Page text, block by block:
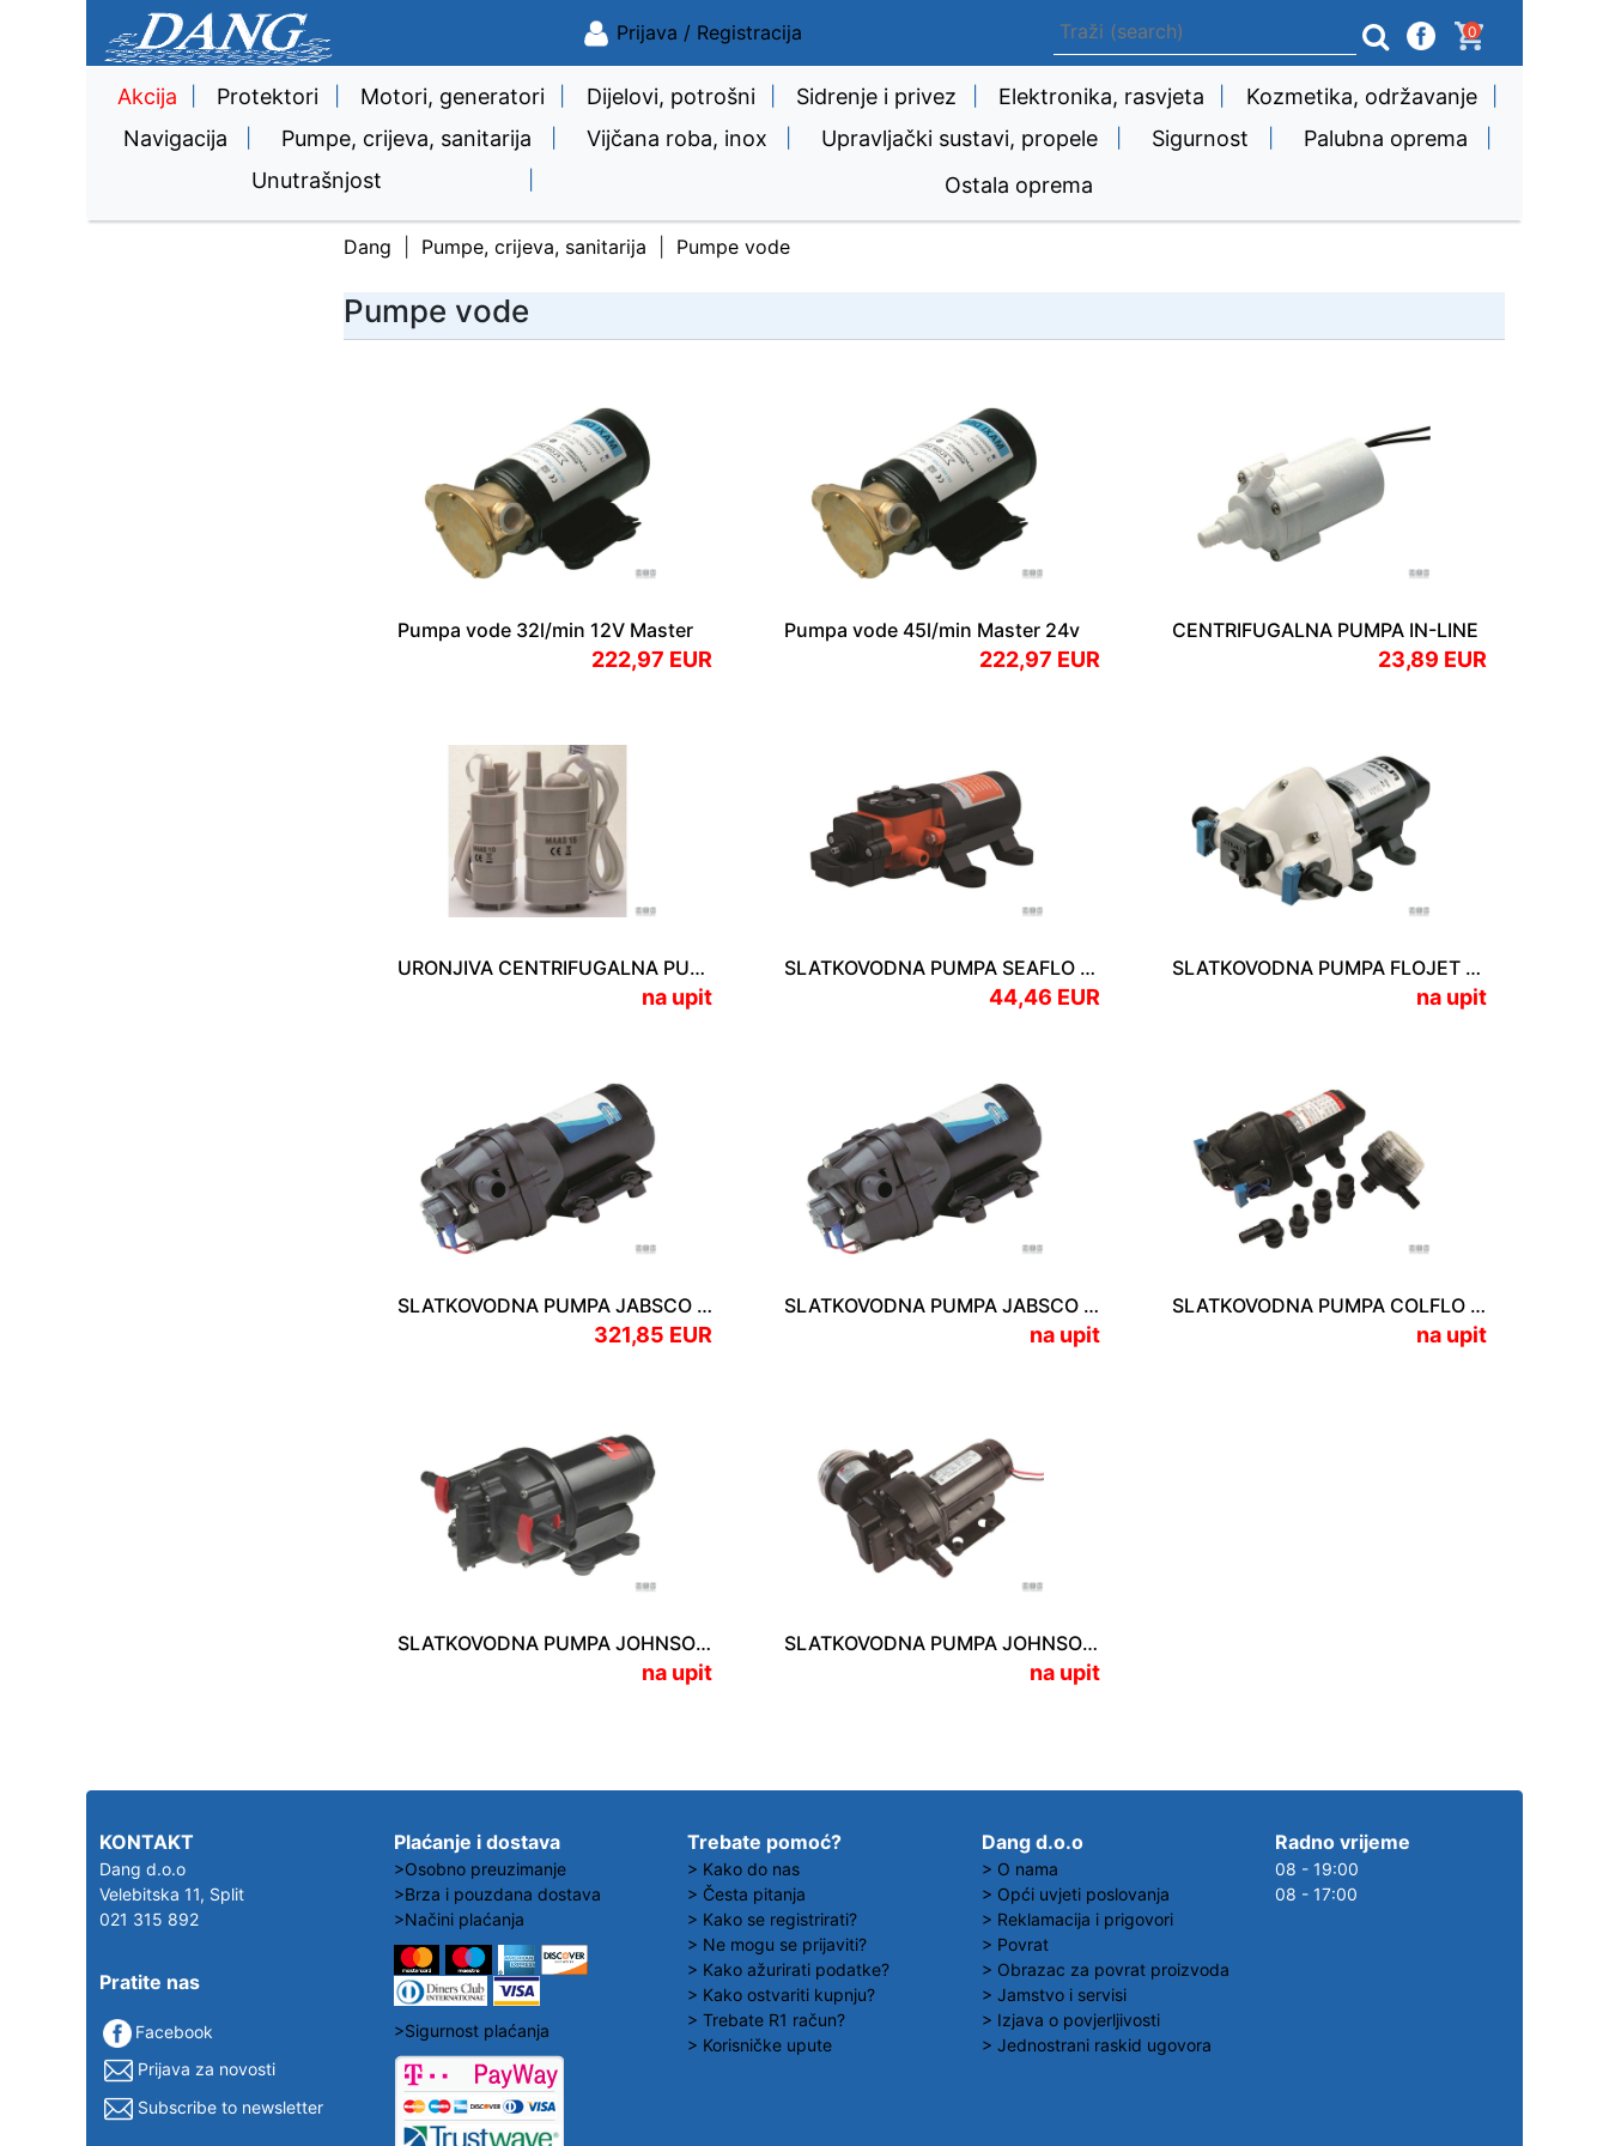
Prijava / Registracija 0
Akcija Protektori Motori, generatori Dijelovi, potrošni Sidrenje i privez Elektronika, rasvjeta Kozmetika, održavanje
Navigacija Pumpe, crijeva, sanitarija Vijčana roba, inox Upravljački sustavi, propele Sigurnost Palubna oprema
Unutrašnjost Ostala oprema
Dang Pumpe, crijeva, sanitarija Pumpe vode
Pumpe vode
Pumpa vode 32l/min 12V Master
222,97 EUR
Pumpa vode 45l/min Master 24v
222,97 EUR
CENTRIFUGALNA PUMPA IN-LINE
23,89 EUR
URONJIVA CENTRIFUGALNA PUMPA
na upit
SLATKOVODNA PUMPA SEAFLO MINI
44,46 EUR
SLATKOVODNA PUMPA FLOJET TRIPLEX 12V
na upit
SLATKOVODNA PUMPA JABSCO PAR-MAX 4 12V
321,85 EUR
SLATKOVODNA PUMPA JABSCO PAR-MAX 4 24V
na upit
SLATKOVODNA PUMPA COLFLO TRIPLEX 12V
na upit
SLATKOVODNA PUMPA JOHNSON AQUA JET 2.9 24V
na upit
SLATKOVODNA PUMPA JOHNSON AQUA JET 5.0 FLOW MASTER 12V
na upit
KONTAKT
Dang d.o.o
Velebitska 11, Split
021 315 892
Pratite nas
Facebook
Prijava za novosti
Subscribe to newsletter
Plaćanje i dostava
>Osobno preuzimanje
>Brza i pouzdana dostava
>Načini plaćanja
>Sigurnost plaćanja
Trebate pomoć?
> Kako do nas
> Česta pitanja
> Kako se registrirati?
> Ne mogu se prijaviti?
> Kako ažurirati podatke?
> Kako ostvariti kupnju?
> Trebate R1 račun?
> Korisničke upute
Dang d.o.o
> O nama
> Opći uvjeti poslovanja
> Reklamacija i prigovori
> Povrat
> Obrazac za povrat proizvoda
> Jamstvo i servisi
> Izjava o povjerljivosti
> Jednostrani raskid ugovora
Radno vrijeme
08 - 19:00
08 - 17:00